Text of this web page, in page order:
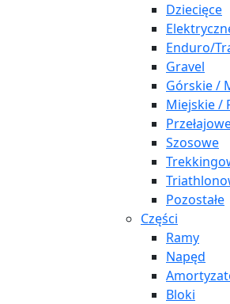
Dziecięce
Enduro/
Gravel
Górskie /
Miejskie /
Szosowe
Pozostałe
Części
Ramy
Napęd
Bloki